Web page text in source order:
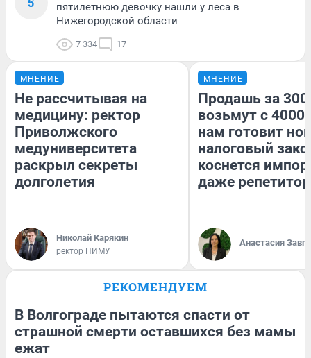
пятилетнюю девочку нашли у леса в
Нижегородской области
7 334 17
МНЕНИЕ
Не рассчитывая на
медицину: ректор
Приволжского
медуниверситета
раскрыл секреты
долголетия
Николай Карякин
ректор ПИМУ
МНЕНИЕ
Продашь за
возьмут с
нам готовит
налоговый
коснется
даже
Анастасия
РЕКОМЕНДУЕМ
В Волгограде пытаются спасти от
страшной смерти оставшихся без мамы
ежат